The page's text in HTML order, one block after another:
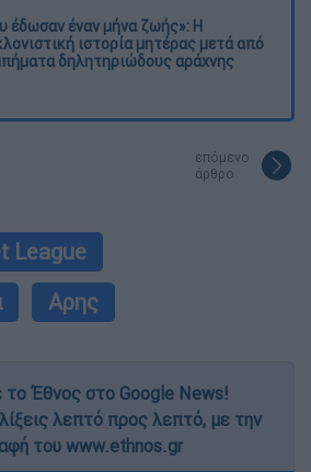
έδωσαν έναν μήνα ζωής»: Η
ιστορία μητέρας μετά από
δηλητηριώδους αράχνης
επόμενο
άρθρο
League
Αρης
το Έθνος στο Google News!
λεπτό προς λεπτό, με την
του www.ethnos.gr